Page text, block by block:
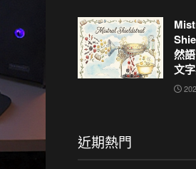
然
文
近期熱門